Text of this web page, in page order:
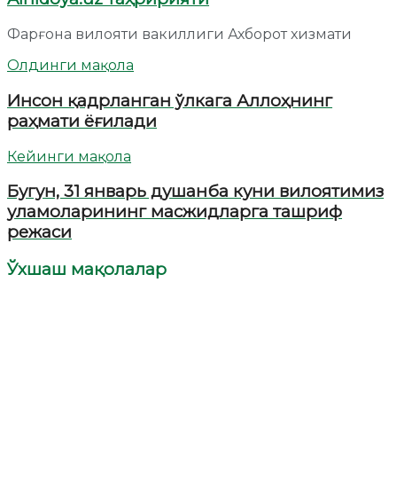
Фарғона вилояти вакиллиги Ахборот хизмати
Олдинги мақола
Инсон қадрланган ўлкага Аллоҳнинг
раҳмати ёғилади
Кейинги мақола
Бугун, 31 январь душанба куни вилоятимиз
уламоларининг масжидларга ташриф
режаси
Ўхшаш мақолалар